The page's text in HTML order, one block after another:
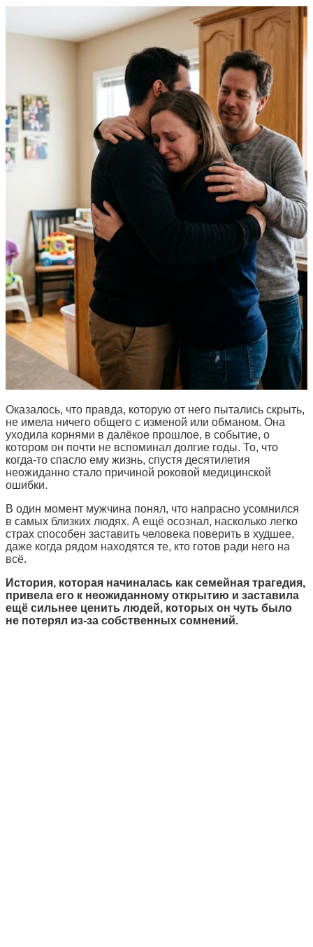
Оказалось, что правда, которую от него пытались скрыть,
не имела ничего общего с изменой или обманом. Она
уходила корнями в далёкое прошлое, в событие, о
котором он почти не вспоминал долгие годы. То, что
когда-то спасло ему жизнь, спустя десятилетия
неожиданно стало причиной роковой медицинской
ошибки.
В один момент мужчина понял, что напрасно усомнился
в самых близких людях. А ещё осознал, насколько легко
страх способен заставить человека поверить в худшее,
даже когда рядом находятся те, кто готов ради него на
всё.
История, которая начиналась как семейная трагедия,
привела его к неожиданному открытию и заставила
ещё сильнее ценить людей, которых он чуть было
не потерял из-за собственных сомнений.